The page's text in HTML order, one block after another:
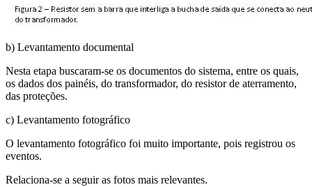
b) Levantamento documental
Nesta etapa buscaram-se os documentos do sistema, entre os quais,
os dados dos painéis, do transformador, do resistor de aterramento,
das proteções.
c) Levantamento fotográfico
O levantamento fotográfico foi muito importante, pois registrou os
eventos.
Relaciona-se a seguir as fotos mais relevantes.